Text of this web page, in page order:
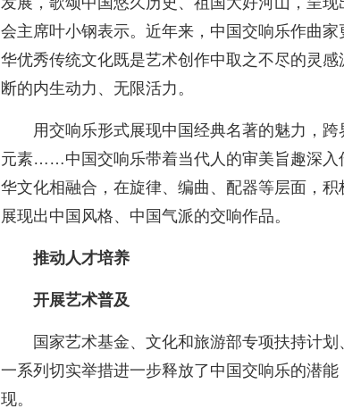
会主席叶小钢表示。近年来，中国交响乐作曲
华优秀传统文化既是艺术创作中取之不尽的灵
断的内生动力、无限活力。
用交响乐形式展现中国经典名著的魅力，
元素……中国交响乐带着当代人的审美旨趣深入
华文化相融合，在旋律、编曲、配器等层面，积
展现出中国风格、中国气派的交响作品。
推动人才培养
开展艺术普及
国家艺术基金、文化和旅游部专项扶持计
一系列切实举措进一步释放了中国交响乐的潜
现。